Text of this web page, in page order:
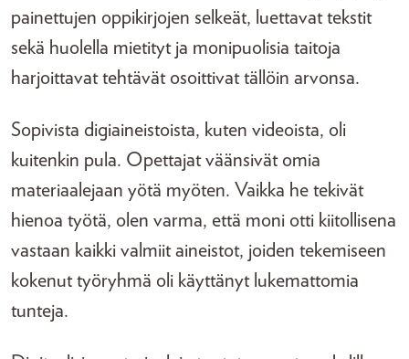
painettujen oppikirjojen selkeät, luettavat tekstit
sekä huolella mietityt ja monipuolisia taitoja
harjoittavat tehtävät osoittivat tällöin arvonsa.
Sopivista digiaineistoista, kuten videoista, oli
kuitenkin pula. Opettajat väänsivät omia
materiaalejaan yötä myöten. Vaikka he tekivät
hienoa työtä, olen varma, että moni otti kiitollisena
vastaan kaikki valmiit aineistot, joiden tekemiseen
kokenut työryhmä oli käyttänyt lukemattomia
tunteja.